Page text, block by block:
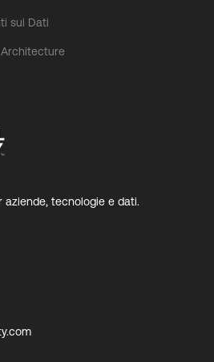
sui Dati
aziende, tecnologie e dati.